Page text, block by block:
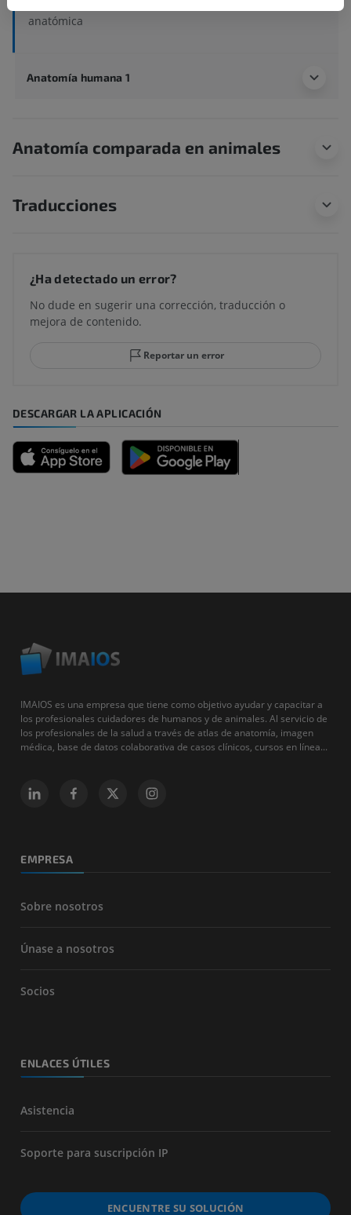
anatómica
Anatomía humana 1
Anatomía comparada en animales
Traducciones
¿Ha detectado un error?
No dude en sugerir una corrección, traducción o
mejora de contenido.
Reportar un error
DESCARGAR LA APLICACIÓN
IMAIOS es una empresa que tiene como objetivo ayudar y capacitar a
los profesionales cuidadores de humanos y de animales. Al servicio de
los profesionales de la salud a través de atlas de anatomía, imagen
médica, base de datos colaborativa de casos clínicos, cursos en línea...
EMPRESA
Sobre nosotros
Únase a nosotros
Socios
ENLACES ÚTILES
Asistencia
Soporte para suscripción IP
ENCUENTRE SU SOLUCIÓN